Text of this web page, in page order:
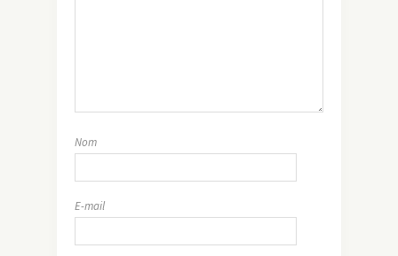
Nom
E-mail